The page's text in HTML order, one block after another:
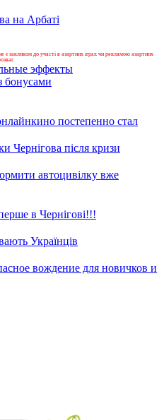
на Арбаті
закликом до участі в азартних іграх чи рекламою азартних
бонусами
постепенно стал
Чернігова після кризи
автоцивілку вже
в Чернігові!!!
Українців
вождение для новичков и